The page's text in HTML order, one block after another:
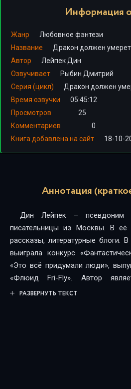
Информация
Жанр
Любовное фэнтези
Название
Дракон должен
Автор
Лейпек Дин
Озвучивает
Рыбин Дмитрий
Серия (цикл)
Дракон должен
Время озвучки
05:45:12
Просмотров
25
Комментариев
0
Книга добавлена на сайт
18-10-
Аннотация
Дин Лейпек – псевдоним
писательницы из Москвы. В её
рассказы, литературные блоги.
выиграла конкурс
«Это всё придумали люди»,
«Флюид Fri-Fly». Автор
конкурса рассказов
РАЗВЕРНУТЬ ТЕКСТ